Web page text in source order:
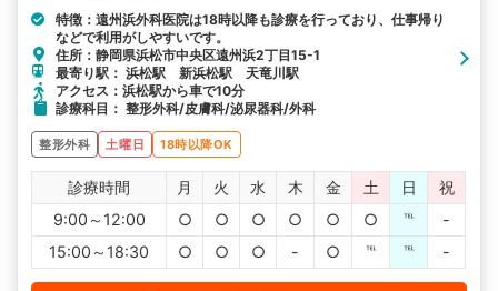
特徴：遠州浜外科医院は18時以降も診療を行っており、仕事帰り
などで利用がしやすいです。
住所：静岡県浜松市中央区遠州浜2丁目15-1
最寄り駅： 浜松駅 新浜松駅 天竜川駅
アクセス：浜松駅から車で10分
診療科目： 整形外科/皮膚科/泌尿器科/外科
整形外科 土曜日 18時以降OK
診療時間 月 火 水 木 金 土 日
祝
9:00～12:00
○ ○ ○ ○ ○ ○ ℡
-
15:00～18:30
○ ○ ○ - ○ ℡ ℡ -